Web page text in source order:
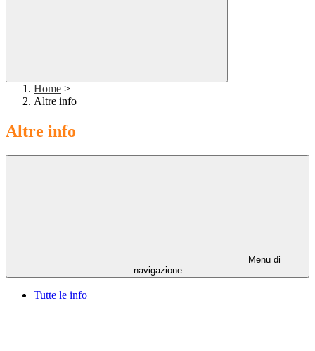
Home >
Altre info
Altre info
Menu di
navigazione
Tutte le info